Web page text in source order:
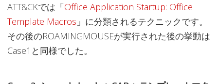
ATT&CKでは「Office Application Startup: Office
Template Macros 」に分類されるテクニックです。
その後のROAMINGMOUSEが実行された後の挙動は
Case1と同様でした。